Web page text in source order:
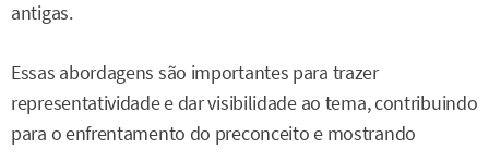
antigas.
Essas abordagens são importantes para trazer
representatividade e dar visibilidade ao tema, contribuindo
para o enfrentamento do preconceito e mostrando